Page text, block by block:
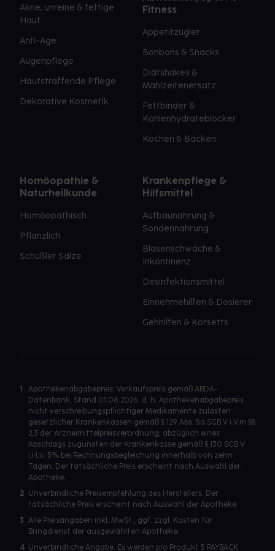
Akne, unreine & fettige
Haut
Anti-Age
Augenpflege
Hautstraffende Pflege
Dekorative Kosmetik
Fitness
Appetitzügler
Bonbons & Snacks
Diätshakes &
Mahlzeitenersatz
Fettbinder &
Kohlenhydrateblocker
Kochen & Backen
Homöopathie &
Naturheilkunde
Homöopathisch
Pflanzlich
Schüßler Salze
Krankenpflege &
Hilfsmittel
Aufbaunahrung &
Sondennahrung
Blasenschwäche &
Inkontinenz
Desinfektionsmittel
Einnehmehilfen & Dosierer
Gehhilfen & Korsetts
1
Apothekenabgabepreis: Verkaufspreis gemäß ABDA-
Datenbank, Stand 01.08.2026, d. h. Apothekenabgabepreis
nicht verschreibungspflichtiger Medikamente zulasten
gesetzlicher Krankenkassen gemäß § 129 Abs. 5a SGB V i.V.m §§
2,3 der Arzneimittelpreisverordnung, abzüglich eines
Abschlags zugunsten der Krankenkasse gemäß § 130 SGB V
i.H.v. 5% bei Rechnungsbegleichung innerhalb von zehn
Tagen. Der tatsächliche Preis erscheint nach Auswahl der
Apotheke.
2 Unverbindliche Preisempfehlung des Herstellers. Der
tatsächliche Preis erscheint nach Auswahl der Apotheke.
3 Alle Preisangaben inkl. MwSt., ggf. zzgl. Kosten für
Bringdienst der ausgewählten Apotheke.
4 Unverbindliche Angabe. Es werden pro Produkt 5 PAYBACK